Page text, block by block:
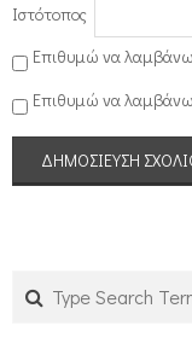
Ιστότοπος
Επιθυμώ να λαμβάνω
Επιθυμώ να λαμβάνω